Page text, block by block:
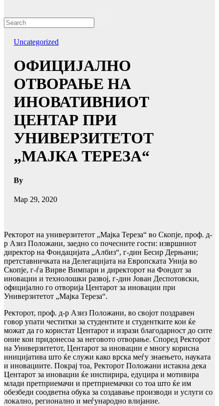
Uncategorized
ОФИЦИЈАЛНО
ОТВОРАЊЕ НА
ИНОВАТИВНИОТ
ЦЕНТАР ПРИ
УНИВЕРЗИТЕТОТ
„МАЈКА ТЕРЕЗА“
By
Мар 29, 2020
Ректорот на универзитетот „Мајка Тереза“ во Скопје, проф. д-
р Азиз Положани, заедно со почесните гости: извршниот
директор на Фондацијата „Албиз“, г-дин Бесир Дерњани;
претставничката на Делегацијата на Европската Унија во
Скопје, г-ѓа Вирве Вимпари и директорот на Фондот за
иновации и технолошки развој, г-дин Јован Деспотовски,
официјално го отворија Центарот за иновации при
Универзитетот „Мајка Тереза“.
Ректорот, проф. д-р Азиз Положани, во својот поздравен
говор упати честитки за студентите и студентките кои ќе
можат да го користат Центарот и изрази благодарност до сите
оние кои придонесоа за неговото отворање. Според Ректорот
на Универзитетот, Центарот за иновации е многу корисна
иницијатива што ќе служи како врска меѓу знаењето, науката
и иновациите. Покрај тоа, Ректорот Положани истакна дека
Центарот за иновации ќе инспирира, едуцира и мотивира
млади претприемачи и претприемачки со тоа што ќе им
обезбеди соодветна обука за создавање производи и услуги со
локално, регионално и меѓународно влијание.